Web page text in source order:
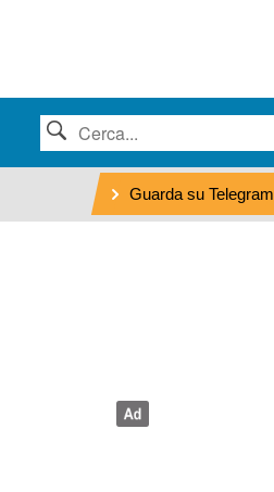
Guarda su Telegram